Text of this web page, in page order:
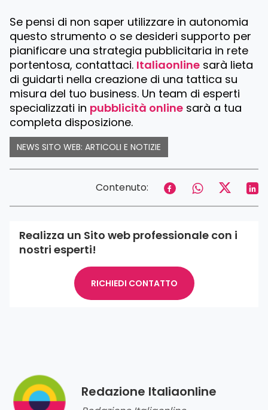
Se pensi di non saper utilizzare in autonomia
questo strumento o se desideri supporto per
pianificare una strategia pubblicitaria in rete
portentosa, contattaci. Italiaonline sarà lieta
di guidarti nella creazione di una tattica su
misura del tuo business. Un team di esperti
specializzati in pubblicità online sarà a tua
completa disposizione.
NEWS SITO WEB: ARTICOLI E NOTIZIE
Contenuto:
Realizza un Sito web professionale con i
nostri esperti!
RICHIEDI CONTATTO
Redazione Italiaonline